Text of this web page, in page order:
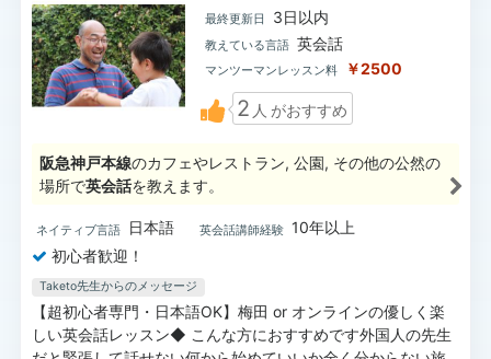
最終更新日 3日以内
教えている言語 英会話
マンツーマンレッスン料 ￥2500
2 人 がおすすめ
阪急神戸本線のカフェやレストラン, 公園, その他の公然の
場所で英会話を教えます。
ネイティブ言語 日本語 英会話講師経験 10年以上
初心者歓迎！
Taketo先生からのメッセージ
【超初心者専門・日本語OK】梅田 or オンラインの優しく楽
しい英会話レッスン◆ こんな方におすすめです外国人の先生